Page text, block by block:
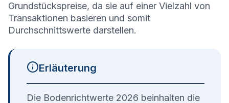
Grundstückspreise, da sie auf einer Vielzahl von
Transaktionen basieren und somit
Durchschnittswerte darstellen.
Erläuterung
Die Bodenrichtwerte 2026 beinhalten die